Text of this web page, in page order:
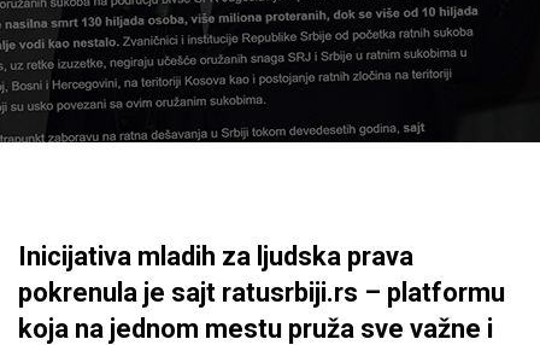
Inicijativa mladih za ljudska prava
pokrenula je sajt ratusrbiji.rs – platformu
koja na jednom mestu pruža sve važne i